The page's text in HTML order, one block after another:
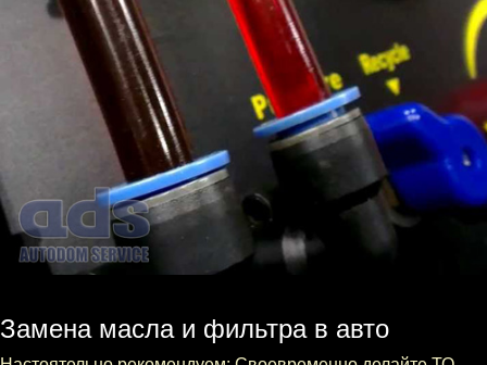
Замена масла и фильтра в авто